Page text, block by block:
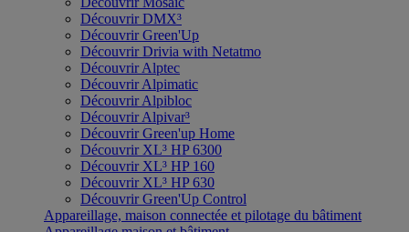
Découvrir DMX³
Découvrir Green'Up
Découvrir Drivia with Netatmo
Découvrir Alptec
Découvrir Alpimatic
Découvrir Alpibloc
Découvrir Alpivar³
Découvrir Green'up Home
Découvrir XL³ HP 6300
Découvrir XL³ HP 160
Découvrir XL³ HP 630
Découvrir Green'Up Control
Appareillage, maison connectée et pilotage du bâtiment